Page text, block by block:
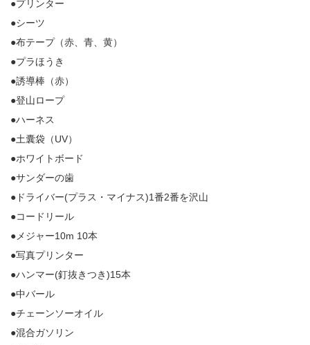
●プリンター
●シーツ
●布テープ（赤、青、黄）
●プラほうき
●誘導棒（赤）
●登山ロープ
●ハーネス
●土囊袋（UV）
●ホワイトボード
●サンダーの歯
●ドライバー(プラス・マイナス)1番2番を沢山
●コードリール
●メジャー10m 10本
●写真プリンター
●ハンマー(釘抜きつき)15本
●中バール
●チェーンソーオイル
●混合ガソリン